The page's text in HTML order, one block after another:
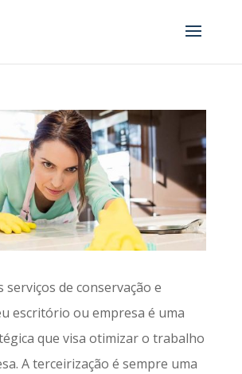
serviços de conservação e
escritório ou empresa é uma
que visa otimizar o trabalho
A terceirização é sempre uma